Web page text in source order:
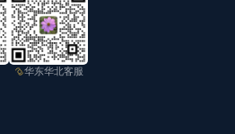
华东华北客服